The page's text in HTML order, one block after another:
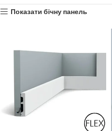
Показати бічну панель